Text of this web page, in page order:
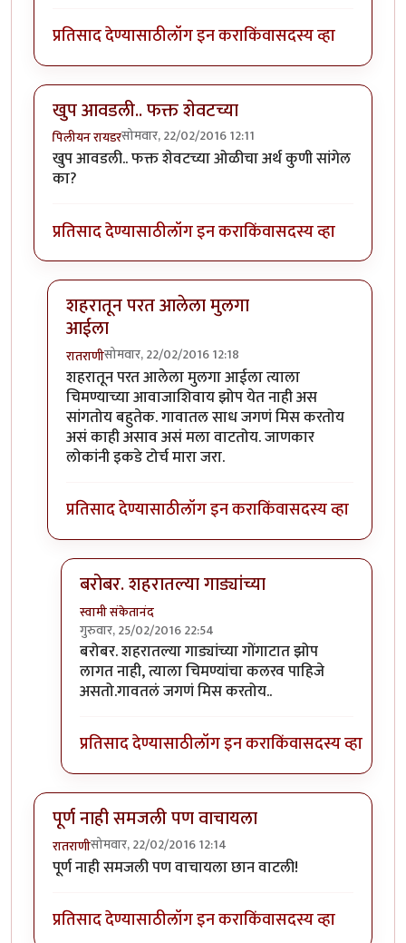
प्रतिसाद देण्यासाठीलॉग इन कराकिंवासदस्य व्हा
खुप आवडली.. फक्त शेवटच्या
पिलीयन रायडरसोमवार, 22/02/2016 12:11
खुप आवडली.. फक्त शेवटच्या ओळीचा अर्थ कुणी सांगेल
का?
प्रतिसाद देण्यासाठीलॉग इन कराकिंवासदस्य व्हा
शहरातून परत आलेला मुलगा
आईला
रातराणीसोमवार, 22/02/2016 12:18
In reply toखुप आवडली.. फक्त शेवटच्याby
शहरातून परत आलेला मुलगा आईला त्याला
चिमण्याच्या आवाजाशिवाय झोप येत नाही अस
सांगतोय बहुतेक. गावातल साध जगणं मिस करतोय
असं काही असाव असं मला वाटतोय. जाणकार
लोकांनी इकडे टोर्च मारा जरा.
प्रतिसाद देण्यासाठीलॉग इन कराकिंवासदस्य व्हा
बरोबर. शहरातल्या गाड्यांच्या
स्वामी संकेतानंद
गुरुवार, 25/02/2016 22:54
In reply toशहरातून परत आलेला मुलगा आईला
बरोबर. शहरातल्या गाड्यांच्या गोंगाटात झोप
लागत नाही, त्याला चिमण्यांचा कलरव पाहिजे
असतो.गावतलं जगणं मिस करतोय..
प्रतिसाद देण्यासाठीलॉग इन कराकिंवासदस्य व्हा
पूर्ण नाही समजली पण वाचायला
रातराणीसोमवार, 22/02/2016 12:14
पूर्ण नाही समजली पण वाचायला छान वाटली!
प्रतिसाद देण्यासाठीलॉग इन कराकिंवासदस्य व्हा